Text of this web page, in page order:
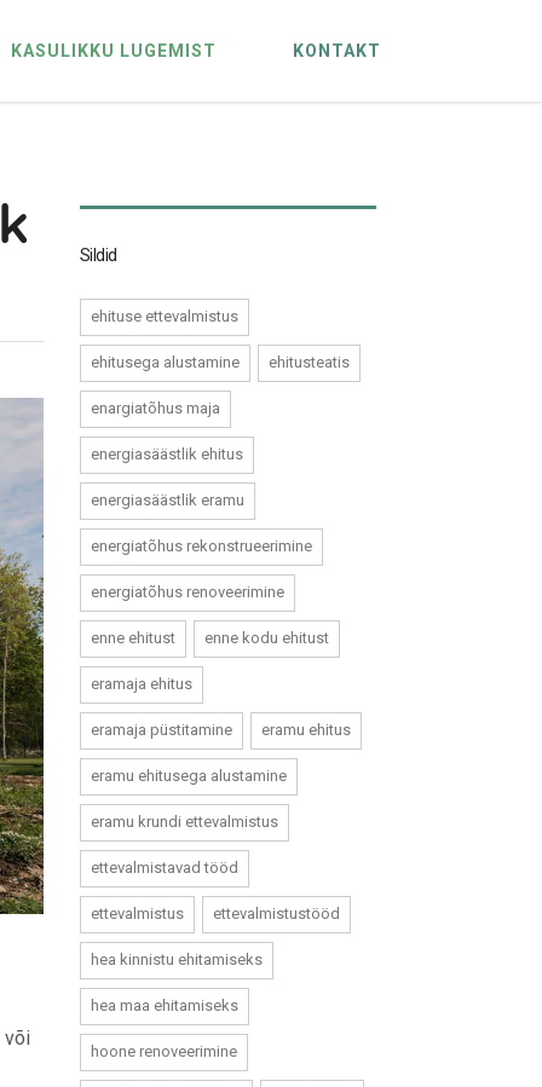
KASULIKKU LUGEMIST KONTAKT
või
Sildid
ehituse ettevalmistus
ehitusega alustamine ehitusteatis
enargiatõhus maja
energiasäästlik ehitus
energiasäästlik eramu
energiatõhus rekonstrueerimine
energiatõhus renoveerimine
enne ehitust enne kodu ehitust
eramaja ehitus
eramaja püstitamine eramu ehitus
eramu ehitusega alustamine
eramu krundi ettevalmistus
ettevalmistavad tööd
ettevalmistus ettevalmistustööd
hea kinnistu ehitamiseks
hea maa ehitamiseks
hoone renoveerimine